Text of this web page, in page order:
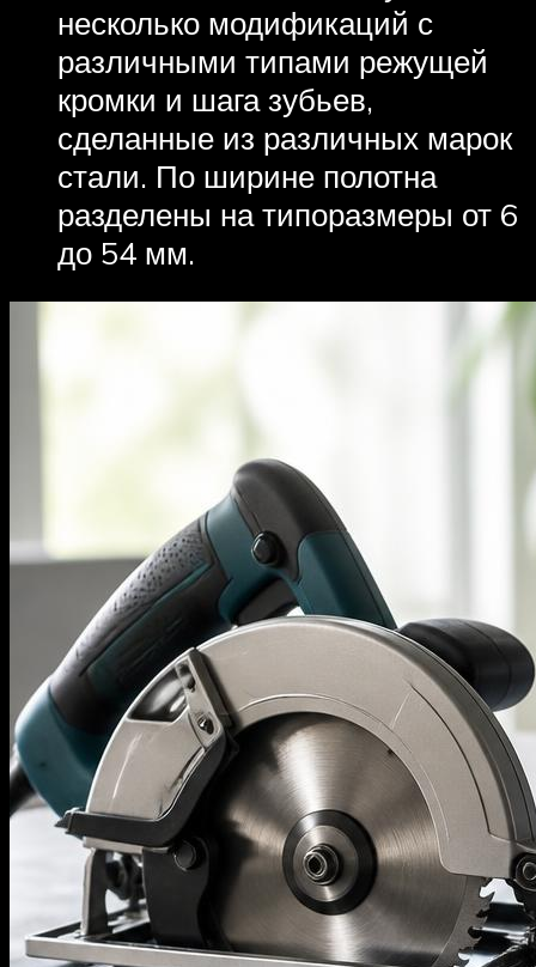
несколько модификаций с
различными типами режущей
кромки и шага зубьев,
сделанные из различных марок
стали. По ширине полотна
разделены на типоразмеры от 6
до 54 мм.